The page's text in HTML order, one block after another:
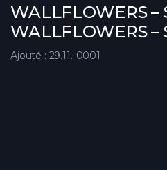
WALLFLOWERS –
WALLFLOWERS –
Ajouté : 29.11.-0001